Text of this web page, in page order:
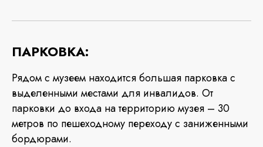
ПАРКОВКА:
Рядом с музеем находится большая парковка с
выделенными местами для инвалидов. От
парковки до входа на территорию музея – 30
метров по пешеходному переходу с заниженными
бордюрами.